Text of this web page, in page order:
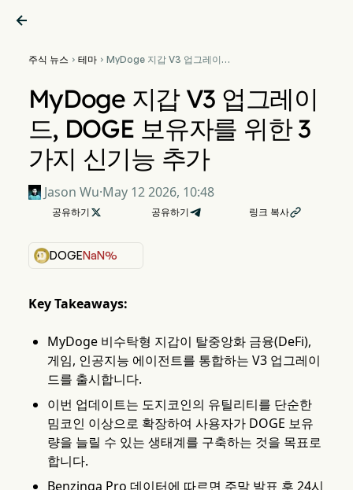

주식 뉴스  테마 MyDoge 지갑 V3 업그레이
MyDoge 지갑 V3 업그레이
드, DOGE 보유자를 위한 3
가지 신기능 추가
Jason Wu·May 12 2026, 10:48
공유하기  공유하기 링크 복사
DOGENaN%
Key Takeaways:
MyDoge 비수탁형 지갑이 탈중앙화 금융(DeFi),
게임, 인공지능 에이전트를 통합하는 V3 업그레이
드를 출시합니다.
이번 업데이트는 도지코인의 유틸리티를 단순한
밈코인 이상으로 확장하여 사용자가 DOGE 보유
량을 늘릴 수 있는 생태계를 구축하는 것을 목표로
합니다.
Benzinga Pro 데이터에 따르면 주말 발표 후 24시